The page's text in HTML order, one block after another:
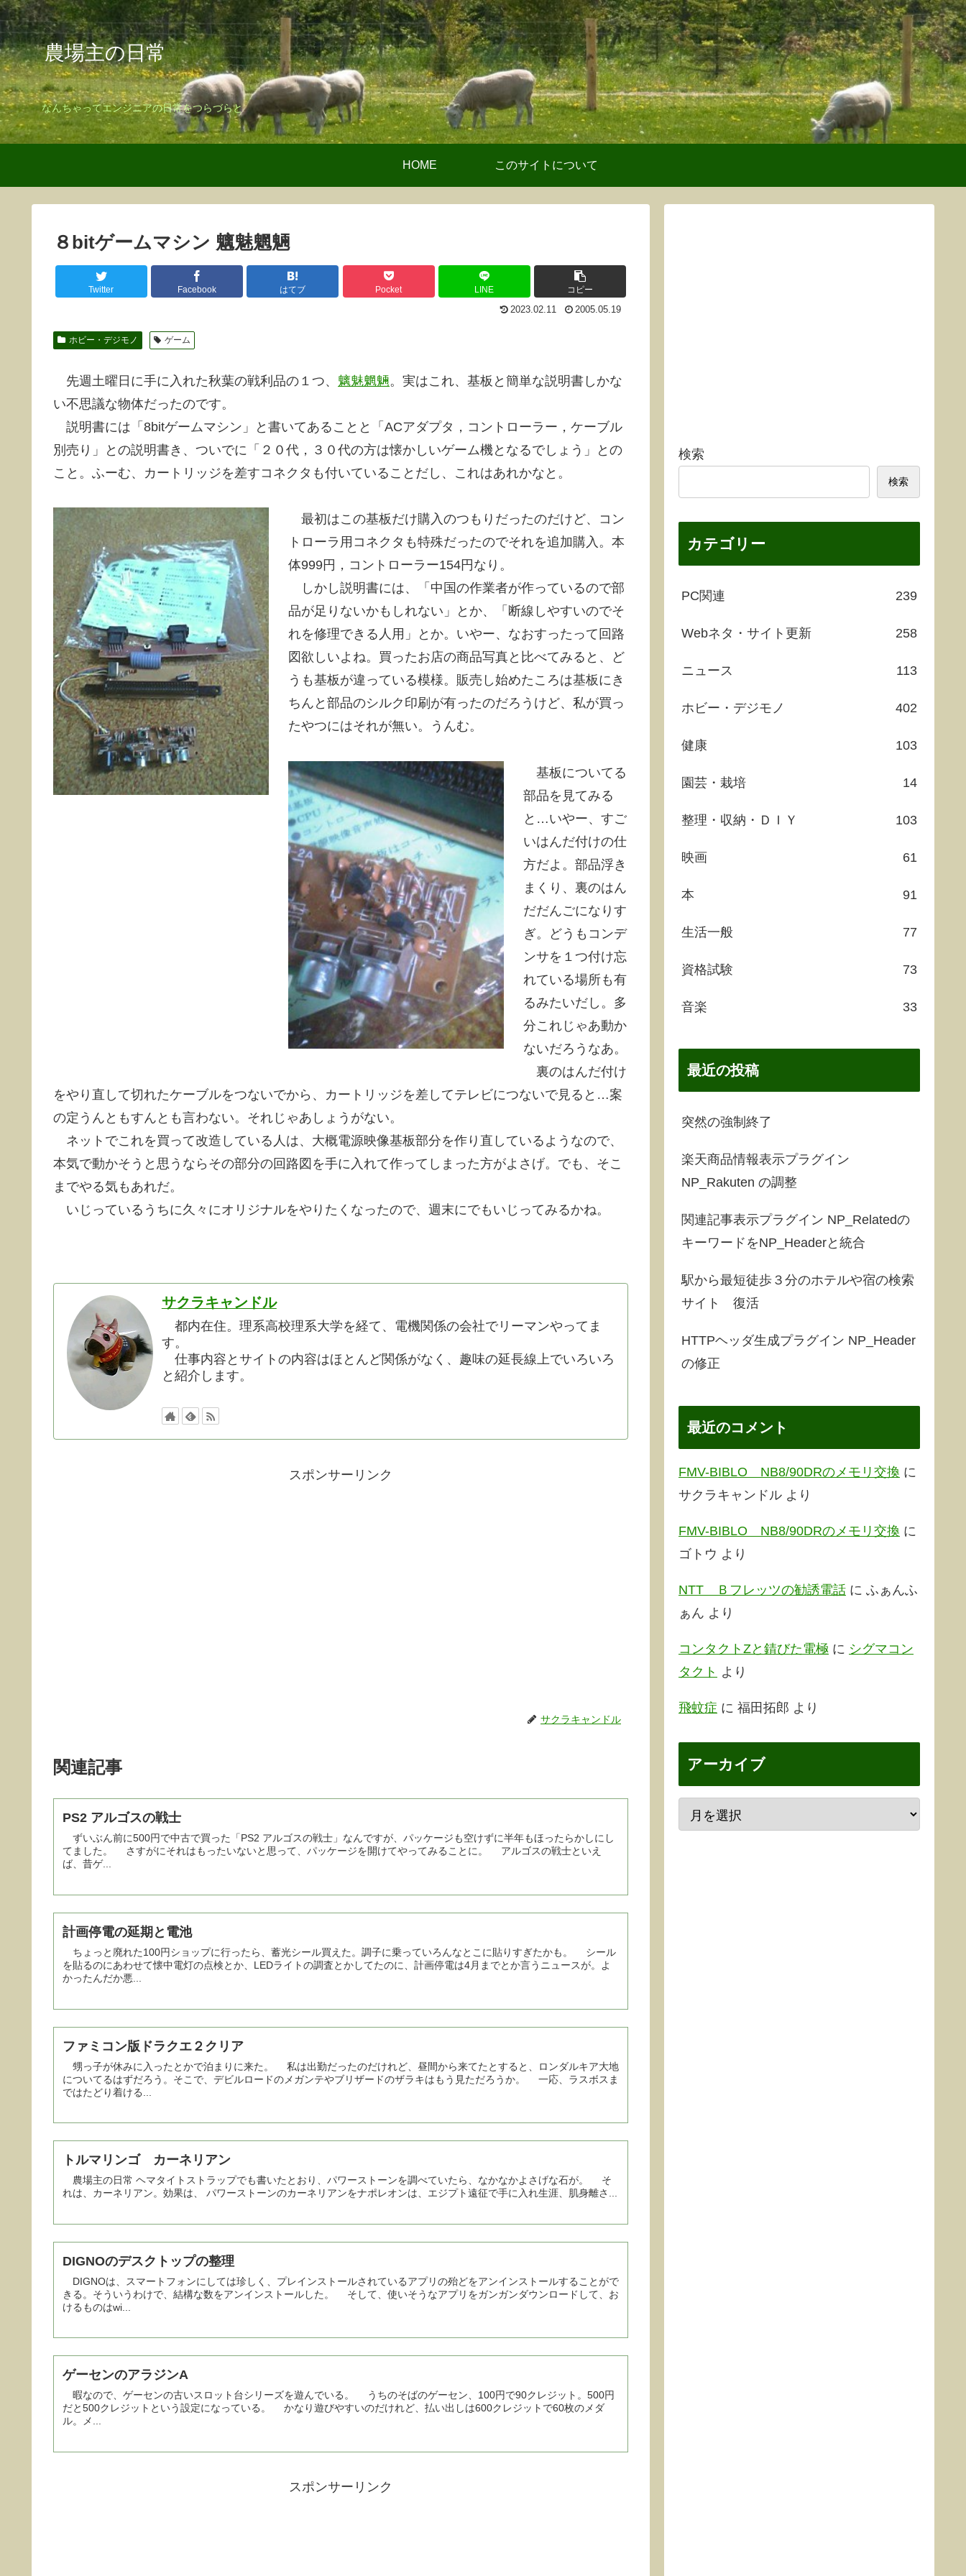
農場主の日常
なんちゃってエンジニアの日常をつらづらと
HOME このサイトについて
８bitゲームマシン 魑魅魍魎
Twitter Facebook はてブ Pocket LINE コピー
2023.02.11 2005.05.19
ホビー・デジモノ ゲーム
先週土曜日に手に入れた秋葉の戦利品の１つ、 魑魅魍魎。実はこれ、基板と簡単な説明書しかな
い不思議な物体だったのです。
説明書には「8bitゲームマシン」と書いてあることと「ACアダプタ，コントローラー，ケーブル
別売り」との説明書き、ついでに「２０代，３０代の方は懐かしいゲーム機となるでしょう」との
こと。ふーむ、カートリッジを差すコネクタも付いていることだし、これはあれかなと。
最初はこの基板だけ購入のつもりだったのだけど、コン
トローラ用コネクタも特殊だったのでそれを追加購入。本
体999円，コントローラー154円なり。
しかし説明書には、「中国の作業者が作っているので部
品が足りないかもしれない」とか、「断線しやすいのでそ
れを修理できる人用」とか。いやー、なおすったって回路
図欲しいよね。買ったお店の商品写真と比べてみると、ど
うも基板が違っている模様。販売し始めたころは基板にき
ちんと部品のシルク印刷が有ったのだろうけど、私が買っ
たやつにはそれが無い。うんむ。
基板についてる
部品を見てみる
と…いやー、すご
いはんだ付けの仕
方だよ。部品浮き
まくり、裏のはん
だだんごになりす
ぎ。どうもコンデ
ンサを１つ付け忘
れている場所も有
るみたいだし。多
分これじゃあ動か
ないだろうなあ。
裏のはんだ付け
をやり直して切れたケーブルをつないでから、カートリッジを差してテレビにつないで見ると…案
の定うんともすんとも言わない。それじゃあしょうがない。
ネットでこれを買って改造している人は、大概電源映像基板部分を作り直しているようなので、
本気で動かそうと思うならその部分の回路図を手に入れて作ってしまった方がよさげ。でも、そこ
までやる気もあれだ。
いじっているうちに久々にオリジナルをやりたくなったので、週末にでもいじってみるかね。
サクラキャンドル
都内在住。理系高校理系大学を経て、電機関係の会社でリーマンやってま
す。
仕事内容とサイトの内容はほとんど関係がなく、趣味の延長線上でいろいろ
と紹介します。
スポンサーリンク
サクラキャンドル
関連記事
PS2 アルゴスの戦士
ずいぶん前に500円で中古で買った「PS2 アルゴスの戦士」なんですが、パッケージも空けずに半年もほったらかしにし
てました。 さすがにそれはもったいないと思って、パッケージを開けてやってみることに。 アルゴスの戦士といえ
ば、昔ゲ...
計画停電の延期と電池
ちょっと廃れた100円ショップに行ったら、蓄光シール買えた。調子に乗っていろんなとこに貼りすぎたかも。 シール
を貼るのにあわせて懐中電灯の点検とか、LEDライトの調査とかしてたのに、計画停電は4月までとか言うニュースが。よ
かったんだか悪...
ファミコン版ドラクエ２クリア
甥っ子が休みに入ったとかで泊まりに来た。 私は出勤だったのだけれど、昼間から来てたとすると、ロンダルキア大地
についてるはずだろう。そこで、デビルロードのメガンテやブリザードのザラキはもう見ただろうか。 一応、ラスボスま
ではたどり着ける...
トルマリンゴ カーネリアン
農場主の日常 ヘマタイトストラップでも書いたとおり、パワーストーンを調べていたら、なかなかよさげな石が。 そ
れは、カーネリアン。効果は、 パワーストーンのカーネリアンをナポレオンは、エジプト遠征で手に入れ生涯、肌身離さ...
DIGNOのデスクトップの整理
DIGNOは、スマートフォンにしては珍しく、プレインストールされているアプリの殆どをアンインストールすることがで
きる。そういうわけで、結構な数をアンインストールした。 そして、使いそうなアプリをガンガンダウンロードして、お
けるものはwi...
ゲーセンのアラジンA
暇なので、ゲーセンの古いスロット台シリーズを遊んでいる。 うちのそばのゲーセン、100円で90クレジット。500円
だと500クレジットという設定になっている。 かなり遊びやすいのだけれど、払い出しは600クレジットで60枚のメダ
ル。メ...
スポンサーリンク
検索
検索
カテゴリー
PC関連 239
Webネタ・サイト更新 258
ニュース 113
ホビー・デジモノ 402
健康 103
園芸・栽培 14
整理・収納・ＤＩＹ 103
映画 61
本 91
生活一般 77
資格試験 73
音楽 33
最近の投稿
突然の強制終了
楽天商品情報表示プラグイン
NP_Rakuten の調整
関連記事表示プラグイン NP_Relatedの
キーワードをNP_Headerと統合
駅から最短徒歩３分のホテルや宿の検索
サイト 復活
HTTPヘッダ生成プラグイン NP_Header
の修正
最近のコメント
FMV-BIBLO NB8/90DRのメモリ交換 に
サクラキャンドル より
FMV-BIBLO NB8/90DRのメモリ交換 に
ゴトウ より
NTT Ｂフレッツの勧誘電話 に ふぁんふ
ぁん より
コンタクトZと錆びた電極 に シグマコン
タクト より
飛蚊症 に 福田拓郎 より
アーカイブ